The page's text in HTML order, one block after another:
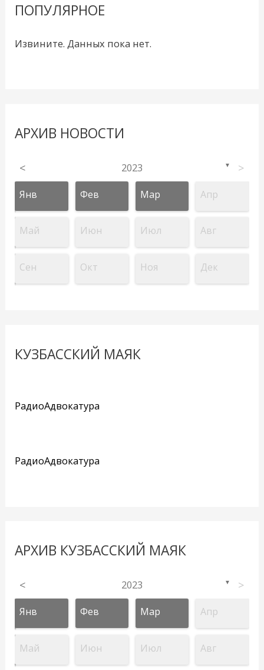
ПОПУЛЯРНОЕ
Извините. Данных пока нет.
АРХИВ НОВОСТИ
< 2023 ▼ >
Янв Фев Мар Апр
Май Июн Июл Авг
Сен Окт Ноя Дек
КУЗБАССКИЙ МАЯК
РадиоАдвокатура
РадиоАдвокатура
АРХИВ КУЗБАССКИЙ МАЯК
< 2023 ▼ >
Янв Фев Мар Апр
Май Июн Июл Авг